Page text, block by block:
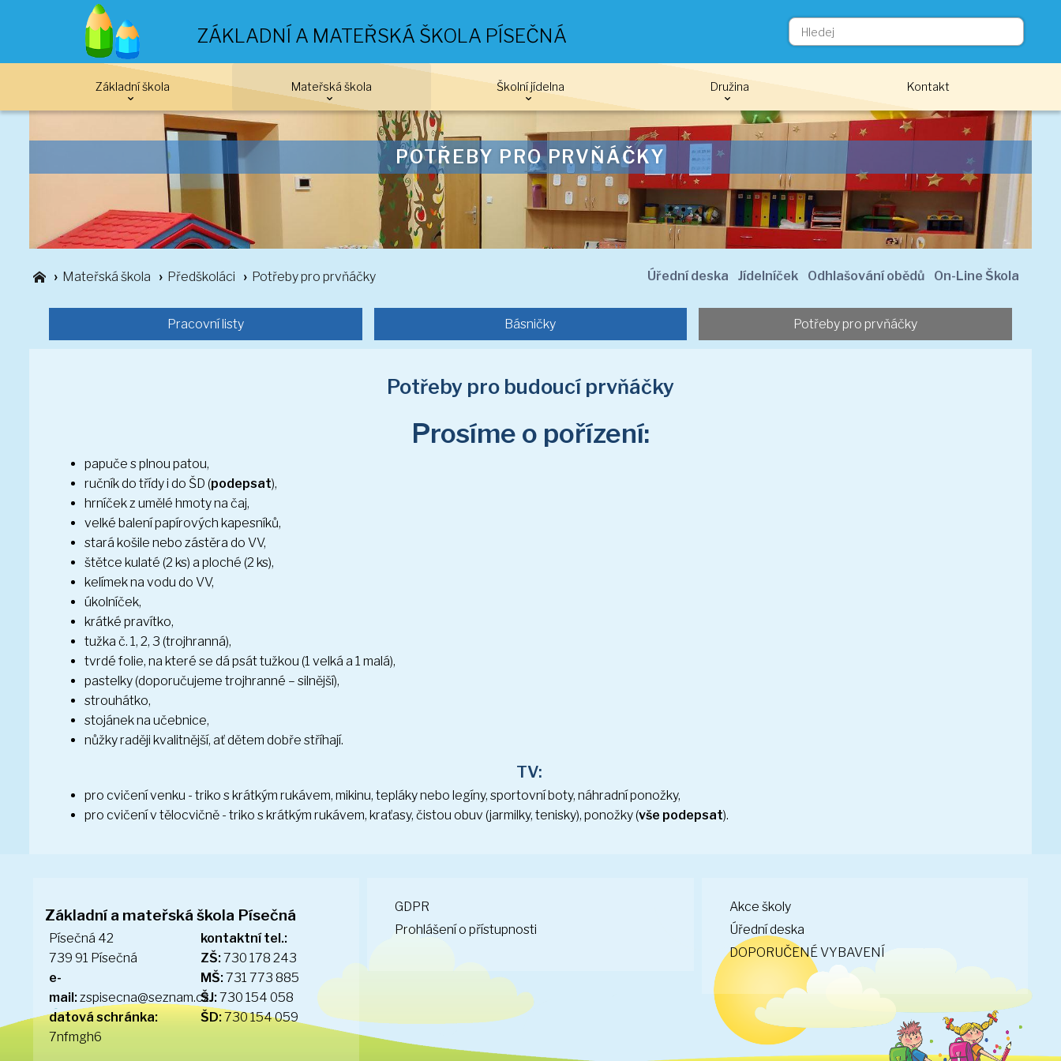
ZÁKLADNÍ A MATEŘSKÁ ŠKOLA PÍSEČNÁ
Základní škola Mateřská škola Školní jídelna Družina Kontakt
POTŘEBY PRO PRVŇÁČKY
Mateřská škola Předškoláci Potřeby pro prvňáčky On-Line Škola
Odhlašování obědů
Jídelníček
Úřední deska
Pracovní listy Básničky Potřeby pro prvňáčky
papuče s plnou patou,
ručník do třídy i do ŠD (podepsat),
hrníček z umělé hmoty na čaj,
velké balení papírových kapesníků,
stará košile nebo zástěra do VV,
štětce kulaté (2 ks) a ploché (2 ks),
kelímek na vodu do VV,
úkolníček,
krátké pravítko,
tužka č. 1, 2, 3 (trojhranná),
tvrdé folie, na které se dá psát tužkou (1 velká a 1 malá),
pastelky (doporučujeme trojhranné – silnější),
strouhátko,
stojánek na učebnice,
nůžky raději kvalitnější, ať dětem dobře stříhají.
pro cvičení venku - triko s krátkým rukávem, mikinu, tepláky nebo legíny, sportovní boty, náhradní ponožky,
pro cvičení v tělocvičně - triko s krátkým rukávem, kraťasy, čistou obuv (jarmilky, tenisky), ponožky (vše podepsat).
Základní a mateřská škola Písečná
Písečná 42
739 91 Písečná
e-
mail:zspisecna@seznam.cz
datová schránka:
7nfmgh6
kontaktní tel.:
ZŠ:730 178 243
MŠ:731 773 885
ŠJ:730 154 058
ŠD:730 154 059
GDPR
Prohlášení o přístupnosti
Akce školy
Úřední deska
DOPORUČENÉ VYBAVENÍ